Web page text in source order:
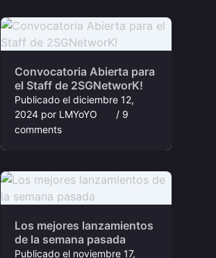
Convocatoria Abierta para
el Staff de 2SGNetworK!
Publicado eldiciembre 12,
2024 por LMYoYO
/ 9
comments
Los mejores lanzamientos
de la semana pasada
Publicado el noviembre 17,